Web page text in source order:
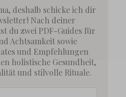
deshalb schicke ich dir
Nach deiner
du zwei PDF-Guides für
Achtsamkeit sowie
und Empfehlungen
holistische Gesundheit,
und stilvolle Rituale.